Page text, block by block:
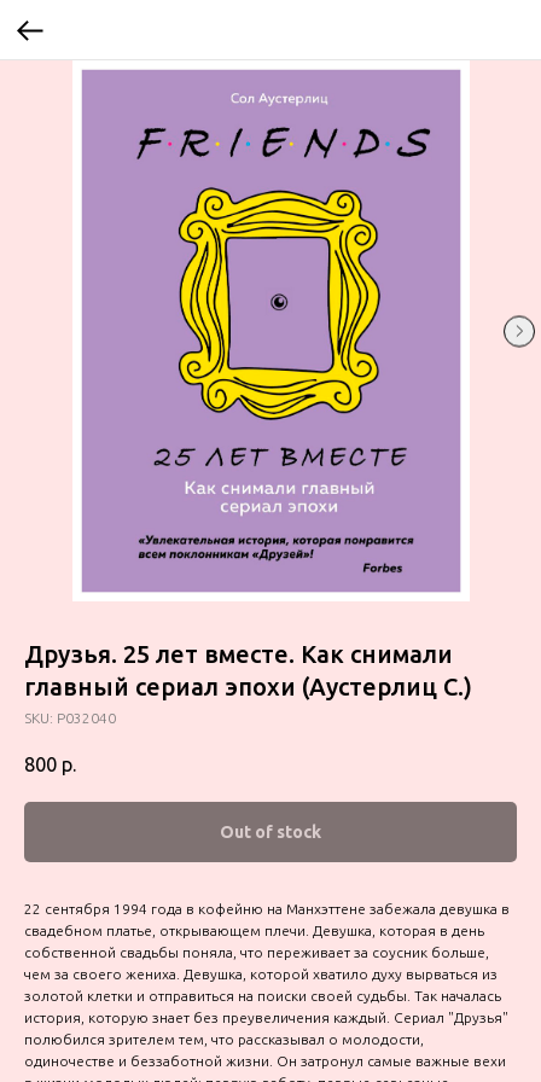
Друзья. 25 лет вместе. Как снимали
главный сериал эпохи (Аустерлиц С.)
SKU: P032040
800 р.
Out of stock
22 сентября 1994 года в кофейню на Манхэттене забежала девушка в
свадебном платье, открывающем плечи. Девушка, которая в день
собственной свадьбы поняла, что переживает за соусник больше,
чем за своего жениха. Девушка, которой хватило духу вырваться из
золотой клетки и отправиться на поиски своей судьбы. Так началась
история, которую знает без преувеличения каждый. Сериал "Друзья"
полюбился зрителем тем, что рассказывал о молодости,
одиночестве и беззаботной жизни. Он затронул самые важные вехи